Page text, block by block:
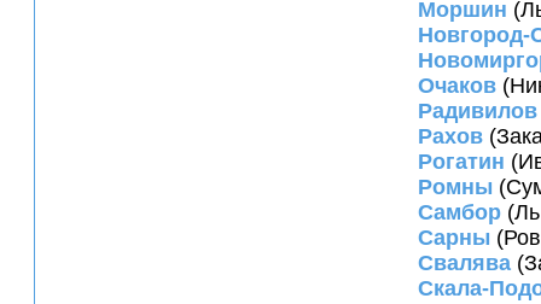
Моршин
Новгород-
Очаков
Радивилов
Рахов
Рогатин
Ромны
Самбор
Сарны
Свалява
Скала-